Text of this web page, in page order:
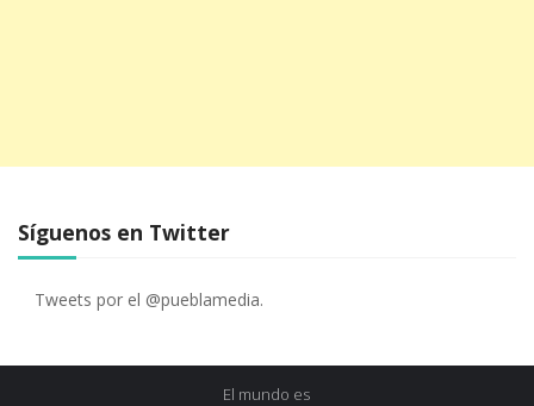
Síguenos en Twitter
Tweets por el @pueblamedia.
El mundo es